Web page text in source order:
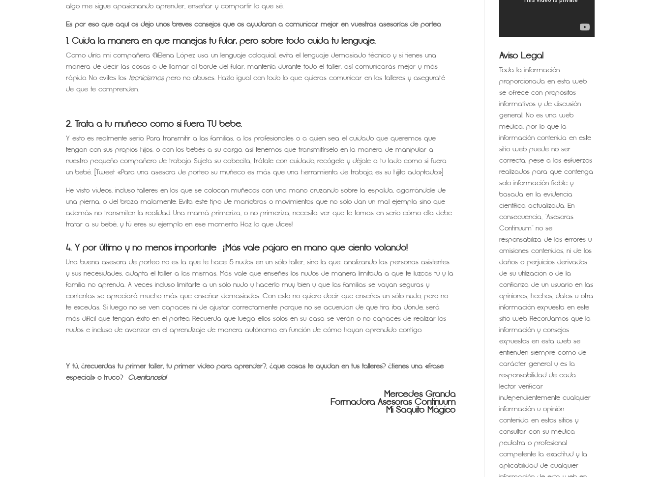
algo me sigue apasionando aprender, enseñar y compartir lo que sé.
Es por eso que aquí os dejo unos breves consejos que os ayudaran a comunicar mejor en vuestras asesorías de porteo.
1. Cuida la manera en que manejas tu fular, pero sobre todo cuida tu lenguaje.
Como diría mi compañera @Elena López usa un lenguaje coloquial, evita el lenguaje demasiado técnico y si tienes una
manera de decir las cosas o de llamar al borde del fular, mantenla durante todo el taller, así comunicarás mejor y más
rápido. No evites los tecnicismospero no abuses. Hazlo igual con todo lo que quieras comunicar en los talleres y aseguraté
de que te comprenden.
2. Trata a tu muñeco como si fuera TU bebe.
Y esto es realmente serio. Para transmitir a las familias, a los profesionales o a quien sea el cuidado que queremos que
tengan con sus propios hijos, o con los bebés a su cargo, así tenemos que transmitírselo en la manera de manipular a
nuestro pequeño compañero de trabajo. Sujeta su cabecita, trátale con cuidado, recógele y déjale a tu lado como si fuera
un bebé. [Tweet «Para una asesora de porteo su muñeco es más que una herramienta de trabajo, es su hijito adoptado.»]
He visto videos, incluso talleres en los que se colocan muñecos con una mano cruzando sobre la espalda, agarrándole de
una pierna, o del brazo, malamente. Evita este tipo de maniobras o movimientos que no sólo dan un mal ejemplo, sino que
además no transmiten la realidad. Una mamá primeriza, o no primeriza, necesita ver que te tomas en serio cómo ella debe
tratar a su bebé, y tú eres su ejemplo en ese momento. Haz lo que dices!
4. Y por último y no menos importante ¡Más vale pájaro en mano que ciento volando!
Una buena asesora de porteo no es la que te hace 5 nudos en un sólo taller, sino la que: analizando las personas asistentes
y sus necesidades, adapta el taller a las mismas. Más vale que enseñes los nudos de manera limitada a que te luzcas tú y la
familia no aprenda. A veces incluso limitarte a un sólo nudo y hacerlo muy bien y que las familias se vayan seguras y
contentas se apreciará mucho más que enseñar demasiados. Con esto no quiero decir que enseñes un sólo nudo, pero no
te excedas. Si luego no se ven capaces ni de ajustar correctamente porque no se acuerdan de qué tira iba dónde, será
más difícil que tengan éxito en el porteo. Recuerda que luego, ellos solos en su casa se verán o no capaces de realizar los
nudos e incluso de avanzar en el aprendizaje de manera autónoma en función de cómo hayan aprendido contigo.
Y tú, ¿recuerdas tu primer taller, tu primer video para aprender?, ¿que cosas te ayudan en tus talleres? ¿tienes una «frase
especial» o truco? Cuéntanoslo!
Mercedes Granda
Formadora Asesoras Continuum
Mi Saquito Mágico
Aviso Legal
Toda la información
proporcionada en esta web
se ofrece con propósitos
informativos y de discusión
general. No es una web
médica, por lo que la
información contenida en este
sitio web puede no ser
correcta, pese a los esfuerzos
realizados para que contenga
solo información fiable y
basada en la evidencia
científica actualizada. En
consecuencia, “Asesoras
Continuum” no se
responsabiliza de los errores u
omisiones contenidos, ni de los
daños o perjuicios derivados
de su utilización o de la
confianza de un usuario en las
opiniones, hechos, datos u otra
información expuesta en este
sitio web. Recordamos que la
información y consejos
expuestos en esta web se
entienden siempre como de
carácter general y es la
responsabilidad de cada
lector verificar
independientemente cualquier
información u opinión
contenida en estos sitios y
consultar con su médico,
pediatra o profesional
competente la exactitud y la
aplicabilidad de cualquier